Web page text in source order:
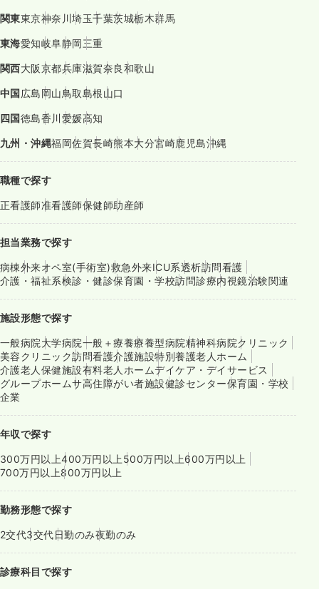
関東東京神奈川埼玉千葉茨城栃木群馬
東海愛知岐阜静岡三重
関西大阪京都兵庫滋賀奈良和歌山
中国広島岡山鳥取島根山口
四国徳島香川愛媛高知
九州・沖縄福岡佐賀長崎熊本大分宮崎鹿児島沖縄
職種で探す
正看護師准看護師保健師助産師
担当業務で探す
病棟外来オペ室(手術室)救急外来ICU系透析訪問看護
介護・福祉系検診・健診保育園・学校訪問診療内視鏡治験関連
施設形態で探す
一般病院大学病院一般＋療養療養型病院精神科病院クリニック
美容クリニック訪問看護介護施設特別養護老人ホーム
介護老人保健施設有料老人ホームデイケア・デイサービス
グループホームサ高住障がい者施設健診センター保育園・学校
企業
年収で探す
300万円以上400万円以上 500万円以上600万円以上
700万円以上800万円以上
勤務形態で探す
2交代3交代日勤のみ夜勤のみ
診療科目で探す